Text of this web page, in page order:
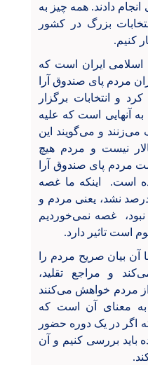
دادند. همه چیز به
بزرگ در کشور
کنیم.
اسلامی ایران است که
مردم پای صندوق آرا
و انتخابات برگزار
آنهایی است که علیه
و می‌گویند این
نیست و مردم هیچ
مردم پای صندوق آرا
است. اینکه ما غصه
چرا ۴۸ شد و ۵۸ درصد نشد، یعنی مردم و
غصه نمی‌خوردیم
بیان صریح مردم را
و مراجع تقلید،
مردم خواهش می‌کنند
به معنای آن است که
اگر در یک دوره حضور
باید بررسی کنیم و آن